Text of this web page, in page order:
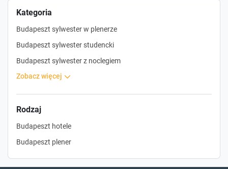
Kategoria
Budapeszt sylwester w plenerze
Budapeszt sylwester studencki
Budapeszt sylwester z noclegiem
zobacz więcej
Rodzaj
Budapeszt hotele
Budapeszt plener